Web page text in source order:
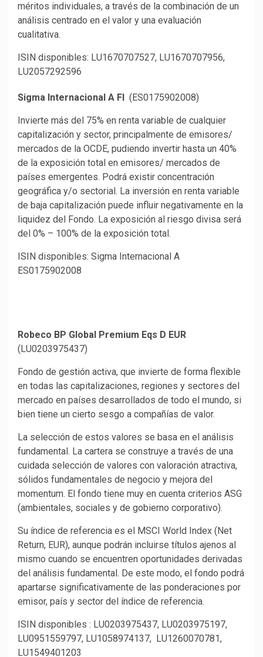
méritos individuales, a través de la combinación de un
análisis centrado en el valor y una evaluación
cualitativa.
ISIN disponibles: LU1670707527, LU1670707956,
LU2057292596
Sigma Internacional A FI (ES0175902008)
Invierte más del 75% en renta variable de cualquier
capitalización y sector, principalmente de emisores/
mercados de la OCDE, pudiendo invertir hasta un 40%
de la exposición total en emisores/ mercados de
países emergentes. Podrá existir concentración
geográfica y/o sectorial. La inversión en renta variable
de baja capitalización puede influir negativamente en la
liquidez del Fondo. La exposición al riesgo divisa será
del 0% – 100% de la exposición total.
ISIN disponibles: Sigma Internacional A
ES0175902008
Robeco BP Global Premium Eqs D EUR
(LU0203975437)
Fondo de gestión activa, que invierte de forma flexible
en todas las capitalizaciones, regiones y sectores del
mercado en países desarrollados de todo el mundo, si
bien tiene un cierto sesgo a compañías de valor.
La selección de estos valores se basa en el análisis
fundamental. La cartera se construye a través de una
cuidada selección de valores con valoración atractiva,
sólidos fundamentales de negocio y mejora del
momentum. El fondo tiene muy en cuenta criterios ASG
(ambientales, sociales y de gobierno corporativo).
Su índice de referencia es el MSCI World Index (Net
Return, EUR), aunque podrán incluirse títulos ajenos al
mismo cuando se encuentren oportunidades derivadas
del análisis fundamental. De este modo, el fondo podrá
apartarse significativamente de las ponderaciones por
emisor, país y sector del índice de referencia.
ISIN disponibles : LU0203975437, LU0203975197,
LU0951559797, LU1058974137, LU1260070781,
LU1549401203